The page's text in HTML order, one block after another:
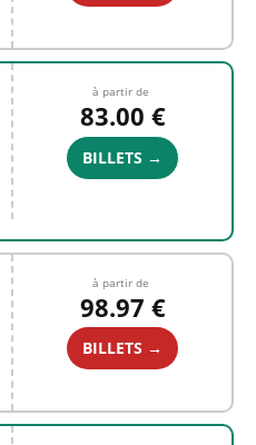
à partir de
83.00 €
BILLETS →
à partir de
98.97 €
BILLETS →